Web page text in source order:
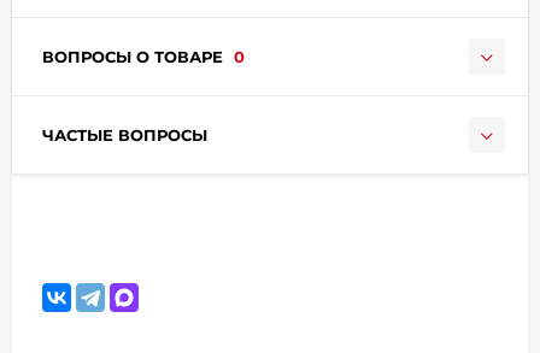
ВОПРОСЫ О ТОВАРЕ 0
ЧАСТЫЕ ВОПРОСЫ
раз в 2 недели